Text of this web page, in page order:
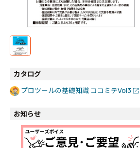
カタログ
プロツールの基礎知識 ココミテVol3
お知らせ